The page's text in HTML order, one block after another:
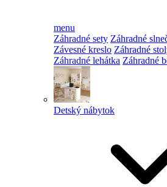
menu
Záhradné sety Záhradné
Závesné kreslo Záhradné
Záhradné lehátka Záhradné
Detský nábytok